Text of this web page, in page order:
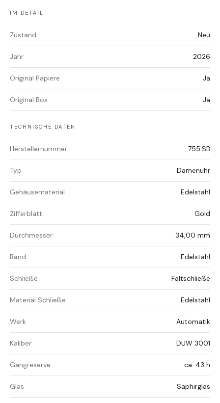
IM DETAIL
Zustand Neu
Jahr 2026
Original Papiere Ja
Original Box Ja
TECHNISCHE DATEN
Herstellernummer 755.SB
Typ Damenuhr
Gehäusematerial Edelstahl
Zifferblatt Gold
Durchmesser 34,00 mm
Band Edelstahl
Schließe Faltschließe
Material Schließe Edelstahl
Werk Automatik
Kaliber DUW 3001
Gangreserve ca. 43 h
Glas Saphirglas